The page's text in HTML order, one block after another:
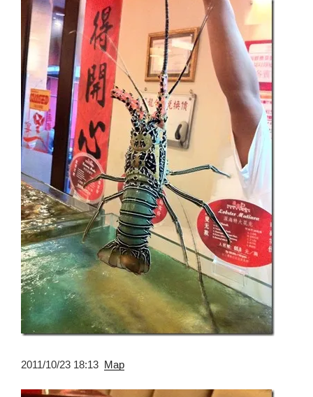
2011/10/23 18:13 Map